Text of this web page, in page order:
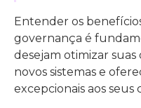
Entender os
governança é
desejam otimizar
novos sistemas e
excepcionais aos seus